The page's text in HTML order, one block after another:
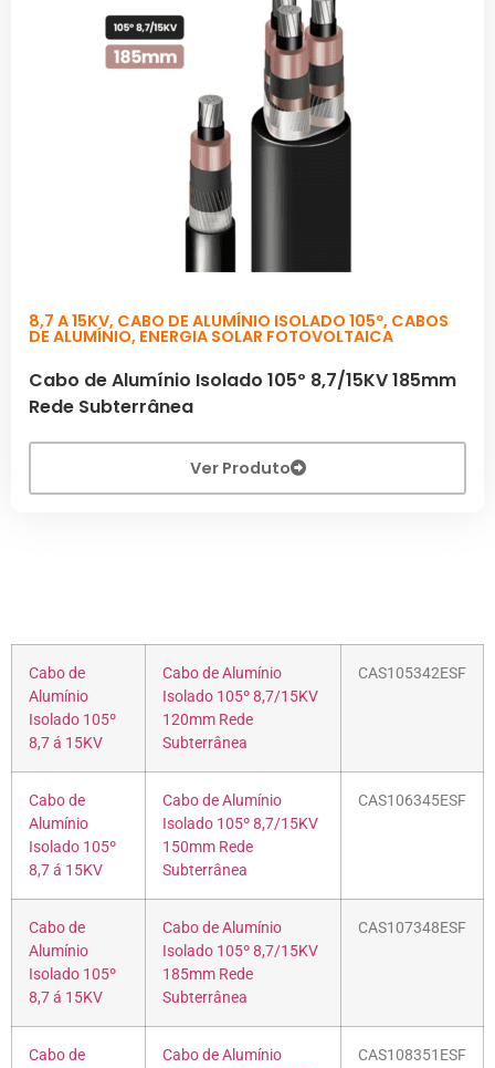
8,7 A 15KV, CABO DE ALUMÍNIO ISOLADO 105º, CABOS
DE ALUMÍNIO, ENERGIA SOLAR FOTOVOLTAICA
Cabo de Alumínio Isolado 105º 8,7/15KV 185mm
Rede Subterrânea
Ver Produto
Cabo de
Alumínio
Isolado 105º
8,7 á 15KV
Cabo de Alumínio
Isolado 105º 8,7/15KV
120mm Rede
Subterrânea
CAS105342ESF
Cabo de
Alumínio
Isolado 105º
8,7 á 15KV
Cabo de Alumínio
Isolado 105º 8,7/15KV
150mm Rede
Subterrânea
CAS106345ESF
Cabo de
Alumínio
Isolado 105º
8,7 á 15KV
Cabo de Alumínio
Isolado 105º 8,7/15KV
185mm Rede
Subterrânea
CAS107348ESF
Cabo de
Cabo de Alumínio
CAS108351ESF